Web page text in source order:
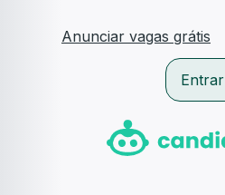
Anunciar vagas grátis
Entrar